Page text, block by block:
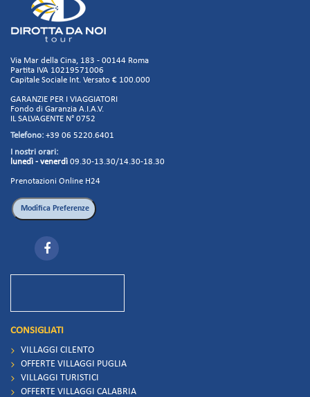
Via Mar della Cina, 183 - 00144 Roma
Partita IVA 10219571006
Capitale Sociale Int. Versato € 100.000
GARANZIE PER I VIAGGIATORI
Fondo di Garanzia A.I.A.V.
IL SALVAGENTE N° 0752
Telefono: +39 06 5220.6401
I nostri orari:
lunedì - venerdì 09.30-13.30/14.30-18.30
Prenotazioni Online H24
CONSIGLIATI
VILLAGGI CILENTO
OFFERTE VILLAGGI PUGLIA
VILLAGGI TURISTICI
OFFERTE VILLAGGI CALABRIA